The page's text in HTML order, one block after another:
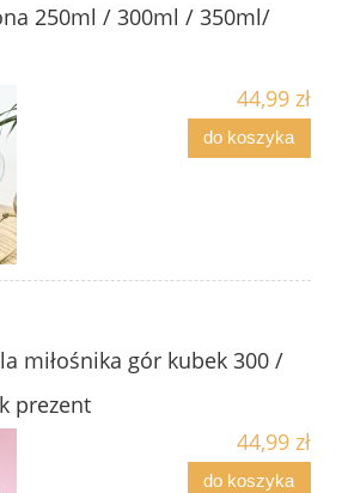
250ml / 300ml / 350ml/
44,99 zł
do koszyka
miłośnika gór kubek 300 /
prezent
44,99 zł
do koszyka